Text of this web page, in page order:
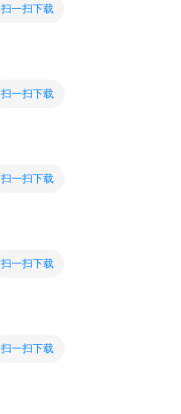
扫一扫下载
扫一扫下载
扫一扫下载
扫一扫下载
扫一扫下载